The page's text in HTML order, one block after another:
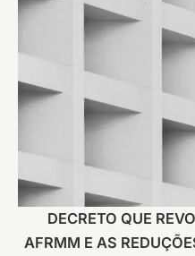
DECRETO QUE
AFRMM E AS